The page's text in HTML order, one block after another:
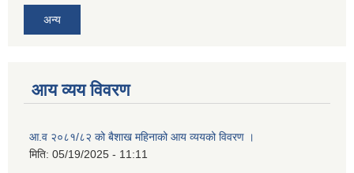
अन्य
आय व्यय विवरण
आ.व २०८१/८२ को बैशाख महिनाको आय व्ययको विवरण ।
मिति: 05/19/2025 - 11:11